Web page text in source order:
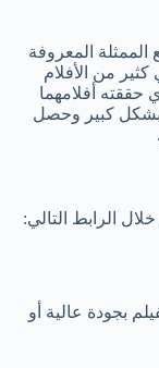
المعروفة
من الأفلام
حققته أفلامهما
بشكل كبير وحصل
الرابط التالي:
بجودة عالية أو